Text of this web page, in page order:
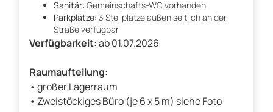
Sanitär: Gemeinschafts-WC vorhanden
Parkplätze: 3 Stellplätze außen seitlich an der
Straße verfügbar
Verfügbarkeit:ab 01.07.2026
Raumaufteilung:
• großer Lagerraum
• Zweistöckiges Büro (je 6 x 5 m) siehe Foto